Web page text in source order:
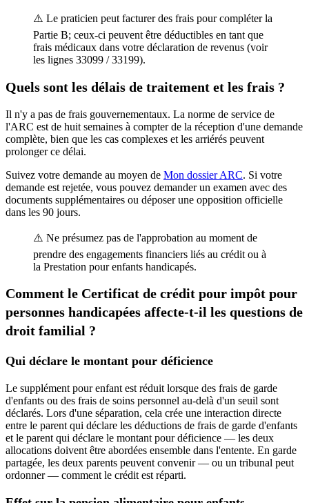
⚠️ Le praticien peut facturer des frais pour compléter la
Partie B; ceux-ci peuvent être déductibles en tant que
frais médicaux dans votre déclaration de revenus (voir
les lignes 33099 / 33199).
Quels sont les délais de traitement et les frais ?
Il n'y a pas de frais gouvernementaux. La norme de service de
l'ARC est de huit semaines à compter de la réception d'une demande
complète, bien que les cas complexes et les arriérés peuvent
prolonger ce délai.
Suivez votre demande au moyen de Mon dossier ARC. Si votre
demande est rejetée, vous pouvez demander un examen avec des
documents supplémentaires ou déposer une opposition officielle
dans les 90 jours.
⚠️ Ne présumez pas de l'approbation au moment de
prendre des engagements financiers liés au crédit ou à
la Prestation pour enfants handicapés.
Comment le Certificat de crédit pour impôt pour
personnes handicapées affecte-t-il les questions de
droit familial ?
Qui déclare le montant pour déficience
Le supplément pour enfant est réduit lorsque des frais de garde
d'enfants ou des frais de soins personnel au-delà d'un seuil sont
déclarés. Lors d'une séparation, cela crée une interaction directe
entre le parent qui déclare les déductions de frais de garde d'enfants
et le parent qui déclare le montant pour déficience — les deux
allocations doivent être abordées ensemble dans l'entente. En garde
partagée, les deux parents peuvent convenir — ou un tribunal peut
ordonner — comment le crédit est réparti.